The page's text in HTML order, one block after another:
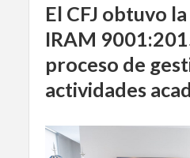
El CFJ obtuvo
IRAM
proceso de
actividades